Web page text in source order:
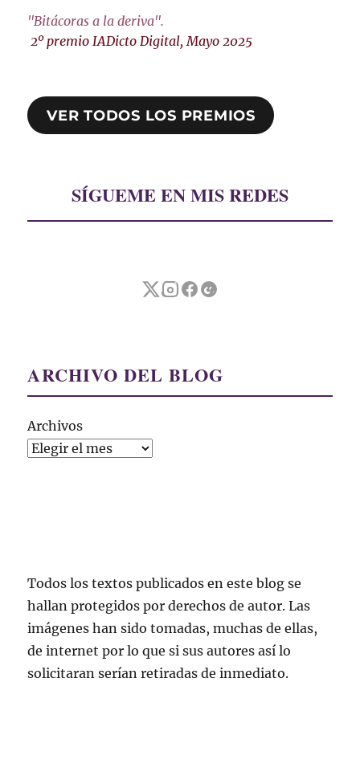
"Bitácoras a la deriva".
2º premio IADicto Digital, Mayo 2025
VER TODOS LOS PREMIOS
SÍGUEME EN MIS REDES
ARCHIVO DEL BLOG
Archivos
Todos los textos publicados en este blog se
hallan protegidos por derechos de autor. Las
imágenes han sido tomadas, muchas de ellas,
de internet por lo que si sus autores así lo
solicitaran serían retiradas de inmediato.